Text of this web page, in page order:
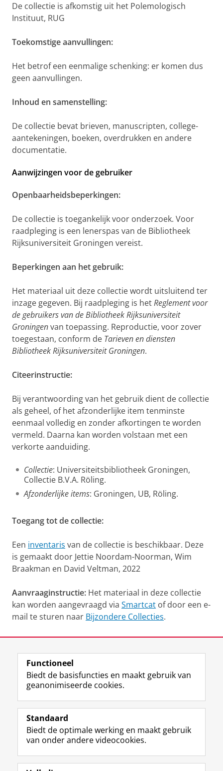
De collectie is afkomstig uit het Polemologisch
Instituut, RUG
Toekomstige aanvullingen:
Het betrof een eenmalige schenking: er komen dus
geen aanvullingen.
Inhoud en samenstelling:
De collectie bevat brieven, manuscripten, college-
aantekeningen, boeken, overdrukken en andere
documentatie.
Aanwijzingen voor de gebruiker
Openbaarheidsbeperkingen:
De collectie is toegankelijk voor onderzoek. Voor
raadpleging is een lenerspas van de Bibliotheek
Rijksuniversiteit Groningen vereist.
Beperkingen aan het gebruik:
Het materiaal uit deze collectie wordt uitsluitend ter
inzage gegeven. Bij raadpleging is hetReglement voor
de gebruikers van de Bibliotheek Rijksuniversiteit
Groningenvan toepassing. Reproductie, voor zover
toegestaan, conform de Tarieven en diensten
Bibliotheek Rijksuniversiteit Groningen.
Citeerinstructie:
Bij verantwoording van het gebruik dient de collectie
als geheel, of het afzonderlijke item tenminste
eenmaal volledig en zonder afkortingen te worden
vermeld. Daarna kan worden volstaan met een
verkorte aanduiding.
Collectie: Universiteitsbibliotheek Groningen,
Collectie B.V.A. Röling.
Afzonderlijke items: Groningen, UB, Röling.
Toegang tot de collectie:
Een inventaris van de collectie is beschikbaar. Deze
is gemaakt door Jettie Noordam-Noorman, Wim
Braakman en David Veltman, 2022
Aanvraaginstructie: Het materiaal in deze collectie
kan worden aangevraagd via Smartcat of door een e-
mail te sturen naar Bijzondere Collecties.
View this page in:English
Volg ons op
M
a
t
o
o
I
n
t
r
De UB voor medewerkers
Functioneel
Biedt de basisfuncties en maakt gebruik van
geanonimiseerde cookies.
Standaard
Biedt de optimale werking en maakt gebruik
van onder andere videocookies.